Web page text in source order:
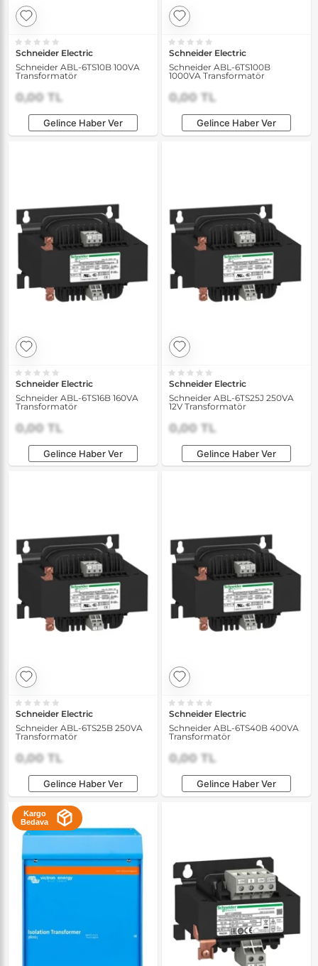
Schneider Electric
Schneider ABL-6TS10B 100VA
Transformatör
0,00 TL
Gelince Haber Ver
Schneider Electric
Schneider ABL-6TS100B
1000VA Transformatör
0,00 TL
Gelince Haber Ver
Schneider Electric
Schneider ABL-6TS16B 160VA
Transformatör
0,00 TL
Gelince Haber Ver
Schneider Electric
Schneider ABL-6TS25J 250VA
12V Transformatör
0,00 TL
Gelince Haber Ver
Schneider Electric
Schneider ABL-6TS25B 250VA
Transformatör
0,00 TL
Gelince Haber Ver
Schneider Electric
Schneider ABL-6TS40B 400VA
Transformatör
0,00 TL
Gelince Haber Ver
Kargo
Bedava